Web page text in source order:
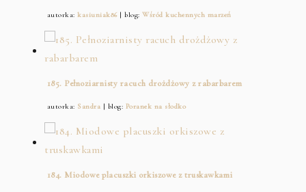
autorka:kasiuniak86| blog:Wśród kuchennych marzeń
185. Pełnoziarnisty racuch drożdżowy z rabarbarem
autorka: Sandra | blog: Poranek na słodko
184. Miodowe placuszki orkiszowe z truskawkami